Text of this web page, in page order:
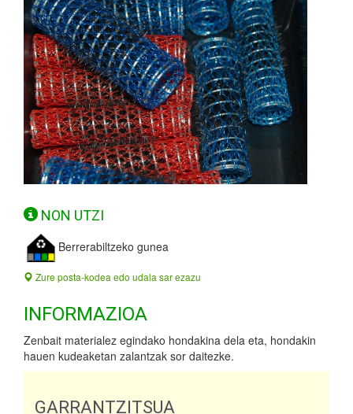
NON UTZI
Berrerabiltzeko gunea
Zure posta-kodea edo udala sar ezazu
INFORMAZIOA
Zenbait materialez egindako hondakina dela eta, hondakin
hauen kudeaketan zalantzak sor daitezke.
GARRANTZITSUA